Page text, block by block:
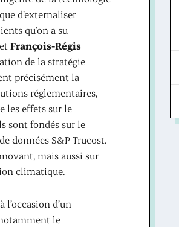
d’externaliser
qu’on a su
etFrançois-Régis
de la stratégie
précisément la
réglementaires,
les effets sur le
sont fondés sur le
données S&P Trucost.
mais aussi sur
climatique.
l’occasion d’un
le